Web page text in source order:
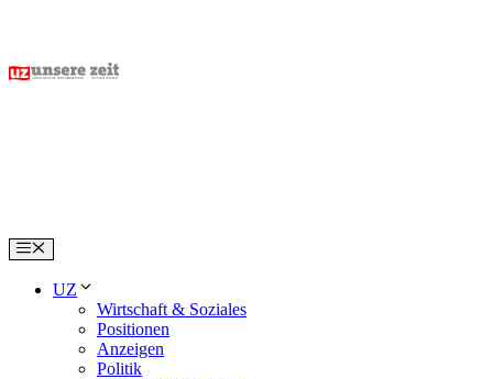
content
Menu
UZ
Wirtschaft & Soziales
Positionen
Anzeigen
Politik